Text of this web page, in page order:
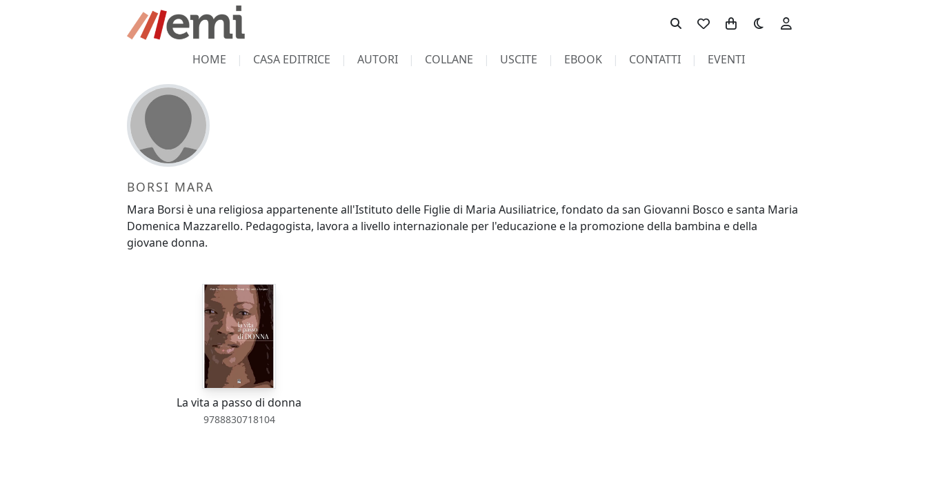
Toggle theme
HOME CASA EDITRICE AUTORI COLLANE USCITE EBOOK CONTATTI EVENTI
BORSI MARA
Mara Borsi è una religiosa appartenente all'Istituto delle Figlie di Maria Ausiliatrice, fondato da san Giovanni Bosco e santa Maria
Domenica Mazzarello. Pedagogista, lavora a livello internazionale per l'educazione e la promozione della bambina e della
giovane donna.
La vita a passo di donna
9788830718104